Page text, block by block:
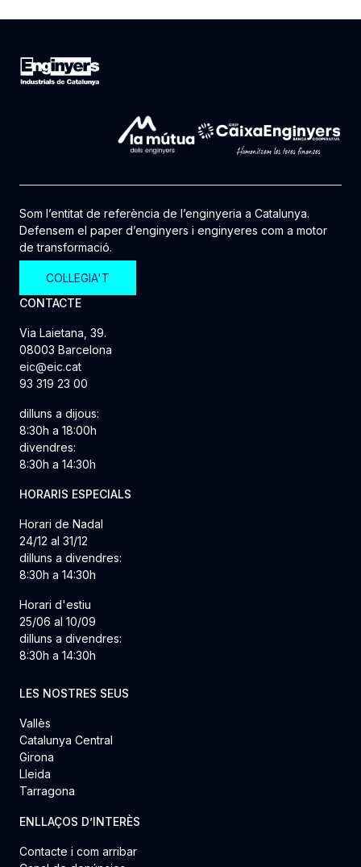
Som l’entitat de referència de l’enginyeria a Catalunya.
Defensem el paper d’enginyers i enginyeres com a motor
de transformació.
COL·LEGIA'T
CONTACTE
Via Laietana, 39.
08003 Barcelona
eic@eic.cat
93 319 23 00
dilluns a dijous:
8:30h a 18:00h
divendres:
8:30h a 14:30h
HORARIS ESPECIALS
Horari de Nadal
24/12 al 31/12
dilluns a divendres:
8:30h a 14:30h
Horari d'estiu
25/06 al 10/09
dilluns a divendres:
8:30h a 14:30h
LES NOSTRES SEUS
Vallès
Catalunya Central
Girona
Lleida
Tarragona
ENLLAÇOS D’INTERÈS
Contacte i com arribar